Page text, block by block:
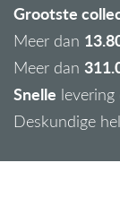
Grootste
Meer dan
Meer dan
Snelle
Deskundige